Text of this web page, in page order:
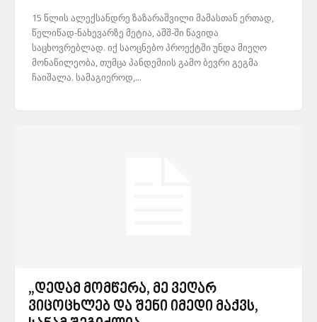
15 წლის ალექსანდრე ზაზარაშვილი მამასთან ერთად,
წელიწად-ნახევარზე მეტია, აშშ-ში წავიდა
საცხოვრებლად. იქ საოცნებო პროექტში უნდა მიეღო
მონაწილეობა, თუმცა პანდემიის გამო ბევრი გეგმა
ჩაიშალა. სამაგიეროდ,...
„დედამ მომწერა, მე ვეღარ
ვიცოცხლებ და შენი იმედი მაქვს,